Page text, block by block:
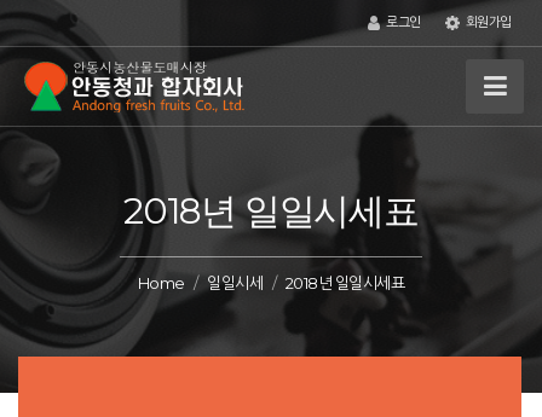
로그인 회원가입
2018년 일일시세표
Home 일일시세 2018년 일일시세표